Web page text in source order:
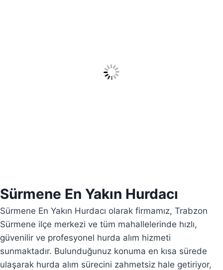
Sürmene En Yakın Hurdacı
Sürmene En Yakın Hurdacı olarak firmamız, Trabzon
Sürmene ilçe merkezi ve tüm mahallelerinde hızlı,
güvenilir ve profesyonel hurda alım hizmeti
sunmaktadır. Bulunduğunuz konuma en kısa sürede
ulaşarak hurda alım sürecini zahmetsiz hale getiriyor,